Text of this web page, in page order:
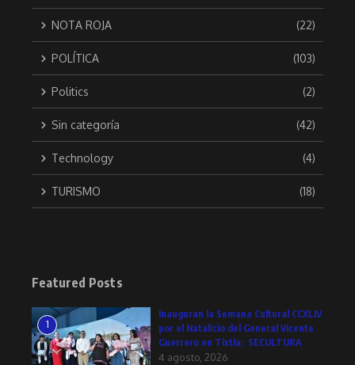
NOTA ROJA (22)
POLÍTICA (103)
Politics (2)
Sin categoría (42)
Technology (4)
TURISMO (18)
Featured Posts
1
Inauguran la Semana Cultural CCXLIV
por el Natalicio del General Vicente
Guerrero en Tixtla: SECULTURA
4 agosto, 2026